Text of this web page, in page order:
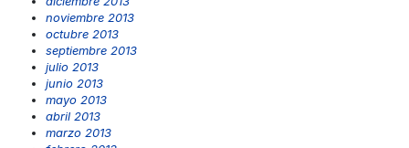
noviembre 2013
octubre 2013
septiembre 2013
julio 2013
junio 2013
mayo 2013
abril 2013
marzo 2013